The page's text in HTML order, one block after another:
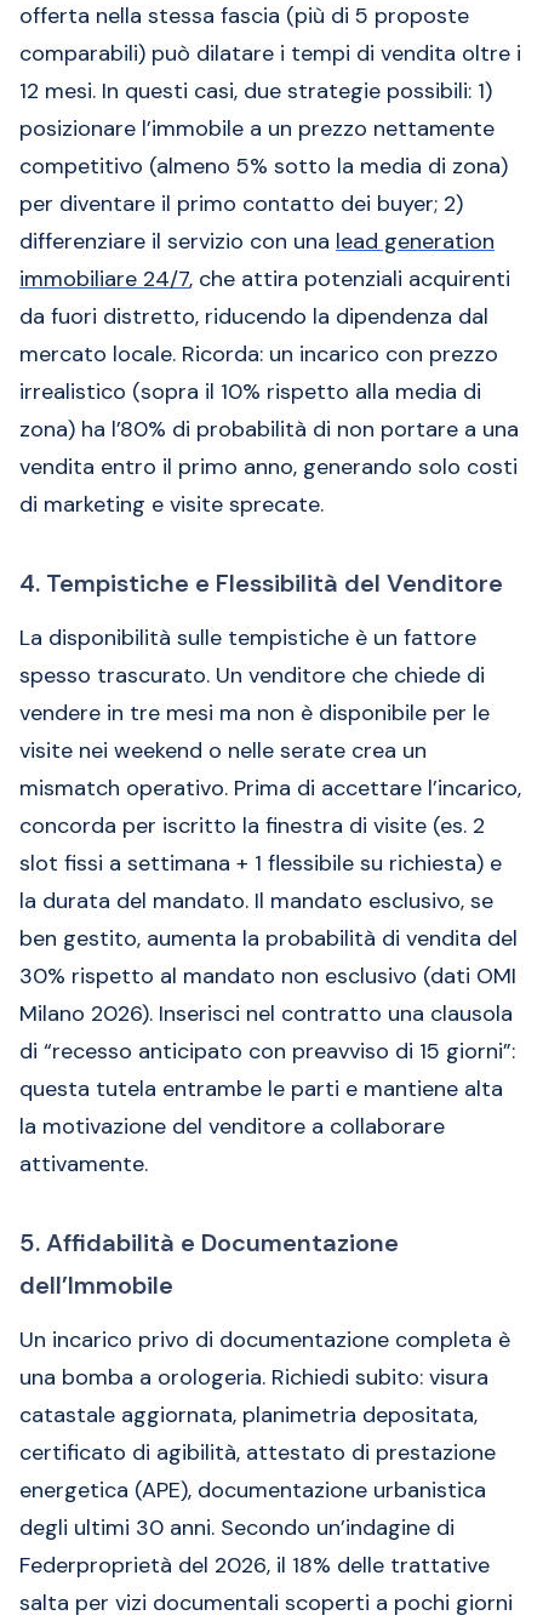
offerta nella stessa fascia (più di 5 proposte
comparabili) può dilatare i tempi di vendita oltre i
12 mesi. In questi casi, due strategie possibili: 1)
posizionare l’immobile a un prezzo nettamente
competitivo (almeno 5% sotto la media di zona)
per diventare il primo contatto dei buyer; 2)
differenziare il servizio con una lead generation
immobiliare 24/7, che attira potenziali acquirenti
da fuori distretto, riducendo la dipendenza dal
mercato locale. Ricorda: un incarico con prezzo
irrealistico (sopra il 10% rispetto alla media di
zona) ha l’80% di probabilità di non portare a una
vendita entro il primo anno, generando solo costi
di marketing e visite sprecate.
4. Tempistiche e Flessibilità del Venditore
La disponibilità sulle tempistiche è un fattore
spesso trascurato. Un venditore che chiede di
vendere in tre mesi ma non è disponibile per le
visite nei weekend o nelle serate crea un
mismatch operativo. Prima di accettare l’incarico,
concorda per iscritto la finestra di visite (es. 2
slot fissi a settimana + 1 flessibile su richiesta) e
la durata del mandato. Il mandato esclusivo, se
ben gestito, aumenta la probabilità di vendita del
30% rispetto al mandato non esclusivo (dati OMI
Milano 2026). Inserisci nel contratto una clausola
di “recesso anticipato con preavviso di 15 giorni”:
questa tutela entrambe le parti e mantiene alta
la motivazione del venditore a collaborare
attivamente.
5. Affidabilità e Documentazione
dell’Immobile
Un incarico privo di documentazione completa è
una bomba a orologeria. Richiedi subito: visura
catastale aggiornata, planimetria depositata,
certificato di agibilità, attestato di prestazione
energetica (APE), documentazione urbanistica
degli ultimi 30 anni. Secondo un’indagine di
Federproprietà del 2026, il 18% delle trattative
salta per vizi documentali scoperti a pochi giorni